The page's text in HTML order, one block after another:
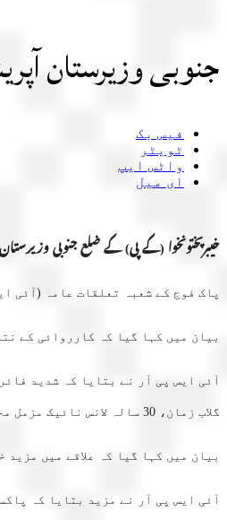
جنوبی وزیرستان
فیس بک
ٹویٹر
واٹس ایپ
ای میل
خیبرپختونخوا (کے پی) کے ضلع جنوبی وزیرستان کے علاقے
پاک فوج کے شعبہ تعلقات عامہ (آئی ایس پی آر) سے جاری بیان کے مطابق6 نومبر 2024 کو جنوبی
بیان میں کہا گیا کہ کارروائی کے نتیجے میں
گلاب زمان، 30 سالہ لانس نائیک مزمل محمود اور ضلع اورکزئی کے 28 سالہ لانس نائیک حبیب اللہ نے بہادری سے لڑتے ہوئے جام شہادت نوش کیا۔
بیان میں کہا گیا کہ علاقے میں
آئی ایس پی آر نے مزید بتایا کہ